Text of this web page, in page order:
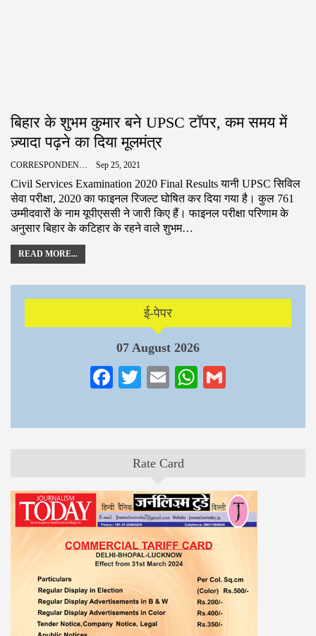
बिहार के शुभम कुमार बने UPSC टॉपर, कम समय में
ज़्यादा पढ़ने का दिया मूलमंत्र
CORRESPONDENCE Sep 25, 2021
Civil Services Examination 2020 Final Results यानी UPSC सिविल
सेवा परीक्षा, 2020 का फाइनल रिजल्ट घोषित कर दिया गया है। कुल 761
उम्मीदवारों के नाम यूपीएससी ने जारी किए हैं। फाइनल परीक्षा परिणाम के
अनुसार बिहार के कटिहार के रहने वाले शुभम…
READ MORE...
ई-पेपर
07 August 2026
Facebook
TwitterEmailWhatsApp
Rate Card